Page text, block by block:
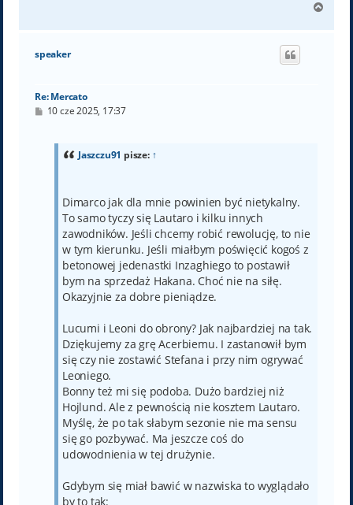
g
speaker
Re: Mercato
P10 cze 2025, 17:37
Jaszczu91 pisze: ↑
Dimarco jak dla mnie powinien być nietykalny.
To samo tyczy się Lautaro i kilku innych
zawodników. Jeśli chcemy robić rewolucję, to nie
w tym kierunku. Jeśli miałbym poświęcić kogoś z
betonowej jedenastki Inzaghiego to postawił
bym na sprzedaż Hakana. Choć nie na siłę.
Okazyjnie za dobre pieniądze.
Lucumi i Leoni do obrony? Jak najbardziej na tak.
Dziękujemy za grę Acerbiemu. I zastanowił bym
się czy nie zostawić Stefana i przy nim ogrywać
Leoniego.
Bonny też mi się podoba. Dużo bardziej niż
Hojlund. Ale z pewnością nie kosztem Lautaro.
Myślę, że po tak słabym sezonie nie ma sensu
się go pozbywać. Ma jeszcze coś do
udowodnienia w tej drużynie.
Gdybym się miał bawić w nazwiska to wyglądało
by to tak: